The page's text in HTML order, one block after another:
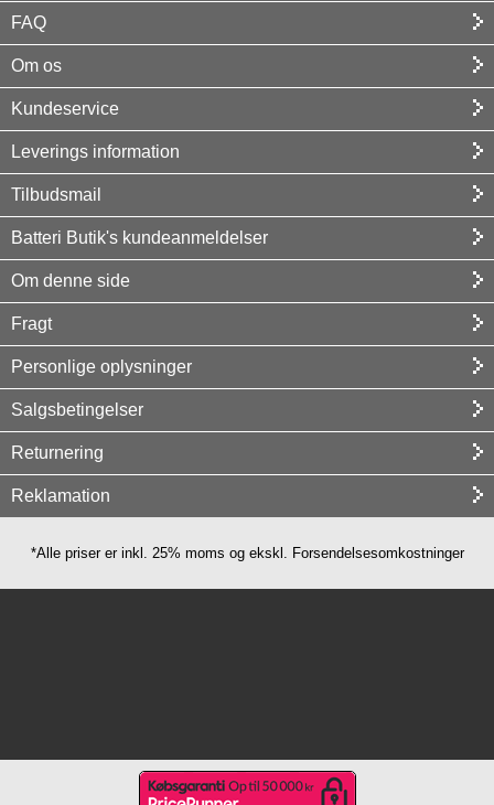
FAQ
Om os
Kundeservice
Leverings information
Tilbudsmail
Batteri Butik's kundeanmeldelser
Om denne side
Fragt
Personlige oplysninger
Salgsbetingelser
Returnering
Reklamation
*Alle priser er inkl. 25% moms og ekskl. Forsendelsesomkostninger